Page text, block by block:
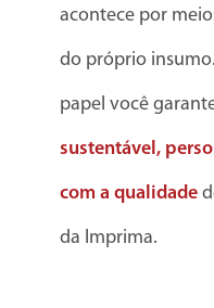
acontece por
do próprio
papel você
sustentável,
com a qualidade
da Imprima.